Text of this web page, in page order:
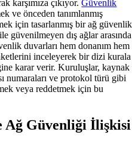
karşımıza çıkıyor.Güvenlik
ve önceden tanımlanmış
için tasarlanmış bir ağ güvenlik
güvenilmeyen dış ağlar arasında
duvarları hem donanım hem
inceleyerek bir dizi kurala
karar verir. Kuruluşlar, kaynak
numaraları ve protokol türü gibi
veya reddetmek için bu
Ağ Güvenliği İlişkisi